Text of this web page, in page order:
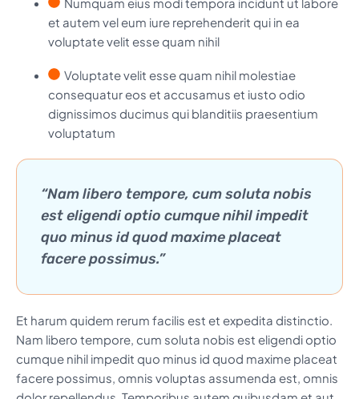
Numquam eius modi tempora incidunt ut labore
et autem vel eum iure reprehenderit qui in ea
voluptate velit esse quam nihil
Voluptate velit esse quam nihil molestiae
consequatur eos et accusamus et iusto odio
dignissimos ducimus qui blanditiis praesentium
voluptatum
“Nam libero tempore, cum soluta nobis
est eligendi optio cumque nihil impedit
quo minus id quod maxime placeat
facere possimus.”
Et harum quidem rerum facilis est et expedita distinctio.
Nam libero tempore, cum soluta nobis est eligendi optio
cumque nihil impedit quo minus id quod maxime placeat
facere possimus, omnis voluptas assumenda est, omnis